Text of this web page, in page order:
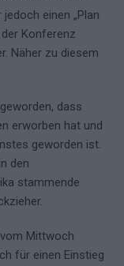
einen „Plan
Konferenz
Näher zu diesem
dass
erworben hat und
geworden ist.
den
stammende
Mittwoch
für einen Einstieg